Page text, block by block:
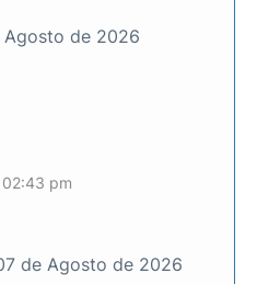
Agosto de 2026
pm
de Agosto de 2026